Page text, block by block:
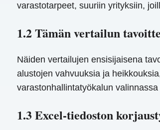
varastotarpeet, suuriin yrityksiin,
1.2 Tämän vertailun
Näiden vertailujen ensisijaisena
alustojen vahvuuksia ja
varastonhallintatyökalun
1.3 Excel-tiedoston